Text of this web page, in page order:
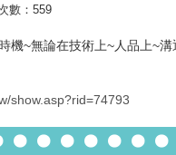
數：559
機~無論在技術上~人品上~
show.asp?rid=74793